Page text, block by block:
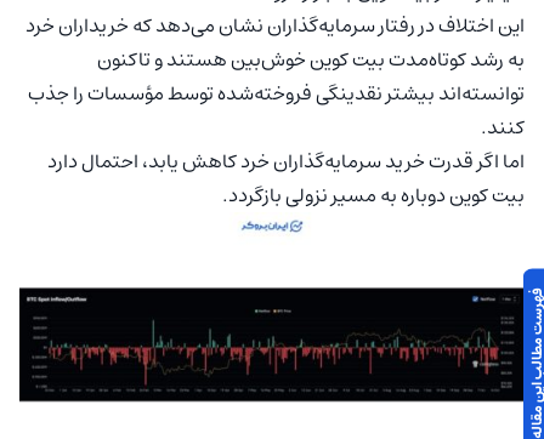
این اختلاف در رفتار سرمایه‌گذاران نشان می‌دهد که خریداران خرد
به رشد کوتاه‌مدت بیت کوین خوش‌بین هستند و تاکنون
توانسته‌اند بیشتر نقدینگی فروخته‌شده توسط مؤسسات را جذب
کنند.
اما اگر قدرت خرید سرمایه‌گذاران خرد کاهش یابد، احتمال دارد
بیت کوین دوباره به مسیر نزولی بازگردد.
مقاله